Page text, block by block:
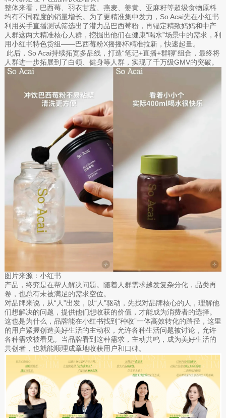
整体来看，巴西莓、羽衣甘蓝、燕麦、姜黄、亚麻籽等超级食物原料
均有不同程度的销量增长。为了更精准集中发力，So Acai先在小红书
利用买手直播测试筛选出了潜力品巴西莓粉，再锚定精致妈妈和中产
人群这两大精准核心人群，挖掘出他们在健康“喝水”场景中的需求，利
用小红书特色货组——巴西莓粉X摇摇杯精准拉新，快速起量。
此后，So Acai持续拓宽多品线，打造“笔记+直播+群聊”组合，最终将
人群进一步拓展到了白领、健身等人群，实现了千万级GMV的突破。
图片来源：小红书
产品，终究是在帮人解决问题。随着人群需求越发复杂分化，品类再
卷，也总有未被满足的需求空位。
对品牌来说，从“人”出发，以“人”驱动，先找对品牌核心的人，理解他
们想解决的问题，提供他们想收获的价值，才能成为消费者的选择。
这也是为什么，品牌能在小红书找到“种收”一体高效转化的路径，这里
的用户紧握创造美好生活的主动权，允许各种生活问题被讨论，允许
各种需求被看见。当品牌看到这种需求，主动共鸣，成为美好生活的
共创者，也就能顺理成章地收获用户和口碑。